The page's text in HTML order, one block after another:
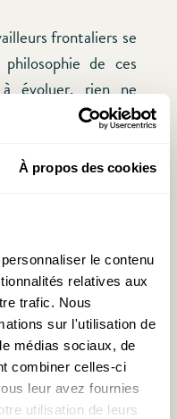
À propos des cookies
le contenu
relatives aux
trafic. Nous
sur l'utilisation de
médias sociaux, de
combiner celles-ci
leur avez fournies
utilisation de leurs
frontaliers se
de ces
évoluer, rien ne
sur le revenu
attitude « proactive
la meilleure
cet argent soit
S’ajoute
que de tels
de faire
partagée pour un